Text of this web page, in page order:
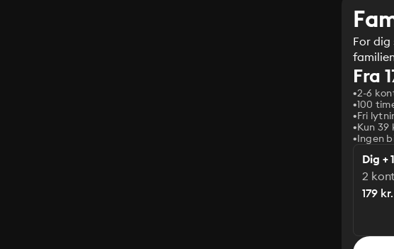
For dig
Fra
2-6
100
Fri
Kun 39
Ingen
Dig +
2
179